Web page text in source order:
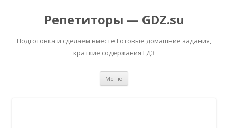
Репетиторы — GDZ.su
Подготовка и сделаем вместе Готовые домашние задания,
краткие содержания ГДЗ
Меню